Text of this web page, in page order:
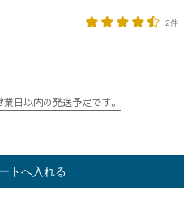
2件
日以内の発送予定です。
トへ入れる